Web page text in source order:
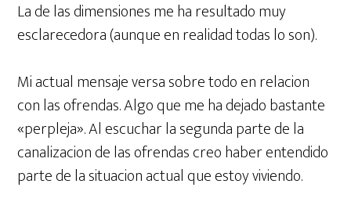
La de las dimensiones me ha resultado muy
esclarecedora (aunque en realidad todas lo son).
Mi actual mensaje versa sobre todo en relacion
con las ofrendas. Algo que me ha dejado bastante
«perpleja». Al escuchar la segunda parte de la
canalizacion de las ofrendas creo haber entendido
parte de la situacion actual que estoy viviendo.